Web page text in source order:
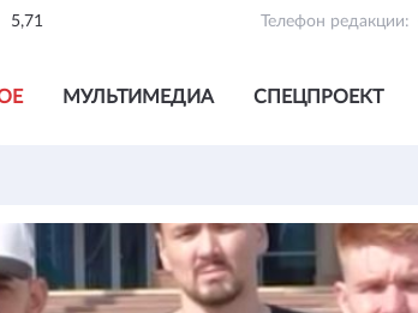
5,71 Телефон редакции:
МУЛЬТИМЕДИА СПЕЦПРОЕКТ